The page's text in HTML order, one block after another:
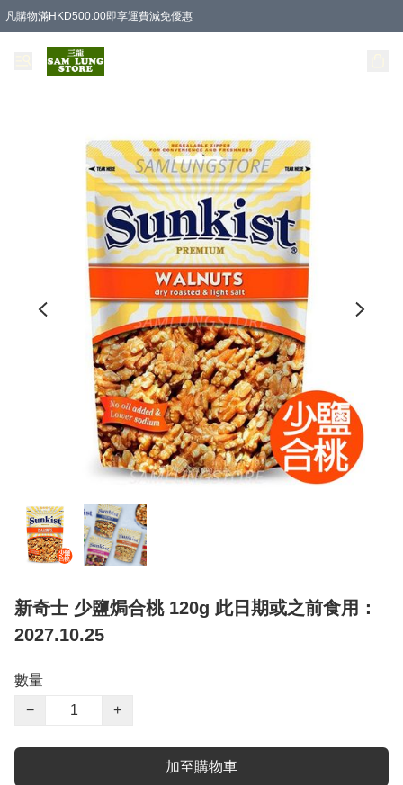
凡購物滿HKD500.00即享運費減免優惠
新奇士 少鹽焗合桃 120g 此日期或之前食用：
2027.10.25
數量
−
+
加至購物車